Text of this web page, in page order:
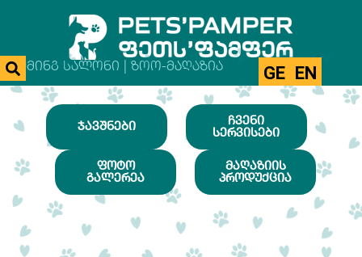
ᲒᲠᲣᲛᲘᲜᲒ ᲡᲐᲚᲝᲜᲘ | ᲖᲝᲝ-ᲛᲐᲦᲐᲖᲘᲐ GE EN
ᲯᲐᲕᲨᲜᲔᲑᲘ
ᲩᲕᲔᲜᲘ
ᲡᲔᲠᲕᲘᲡᲔᲑᲘ
ᲤᲝᲢᲝ
ᲒᲐᲚᲔᲠᲔᲐ
ᲛᲐᲦᲐᲖᲘᲘᲡ
ᲞᲠᲝᲓᲣᲥᲪᲘᲐ